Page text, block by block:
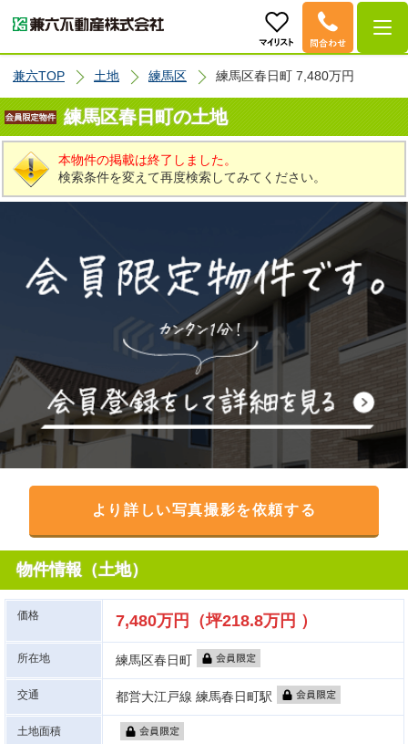
兼六TOP 土地 練馬区 練馬区春日町 7,480万円
練馬区春日町の土地
本物件の掲載は終了しました。
検索条件を変えて再度検索してみてください。
より詳しい写真撮影を依頼する
物件情報（土地）
価格 7,480万円（坪218.8万円 ）
所在地 練馬区春日町
交通 都営大江戸線 練馬春日町駅
土地面積